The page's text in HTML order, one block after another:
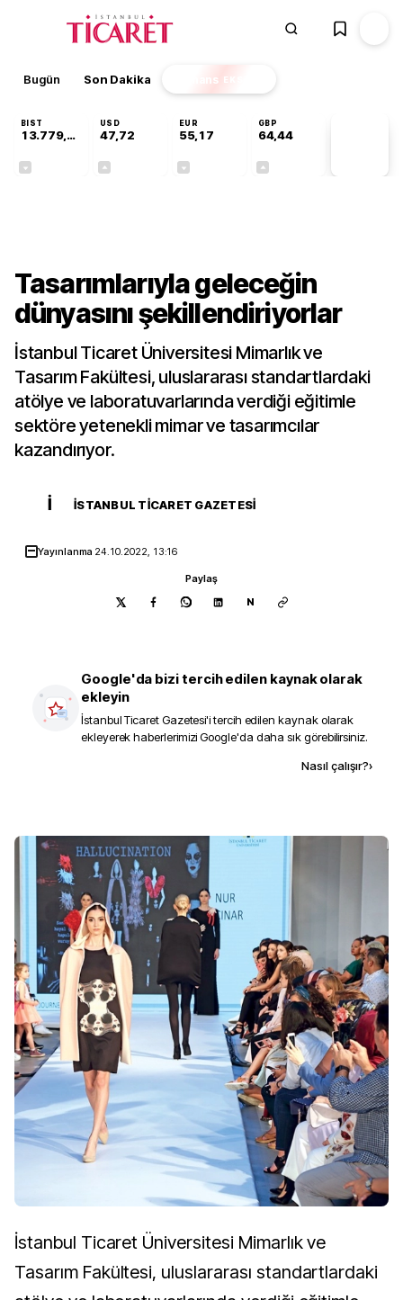
Bugün Son Dakika Finans EKSTRA
BIST
13.779,39
USD
47,72
EUR
55,17
GBP
64,44
Tasarımlarıyla geleceğin
dünyasını şekillendiriyorlar
İstanbul Ticaret Üniversitesi Mimarlık ve
Tasarım Fakültesi, uluslararası standartlardaki
atölye ve laboratuvarlarında verdiği eğitimle
sektöre yetenekli mimar ve tasarımcılar
kazandırıyor.
İ İSTANBUL TICARET GAZETESI
Yayınlanma 24.10.2022, 13:16
Paylaş
N
Google'da bizi tercih edilen kaynak olarak
ekleyin
İstanbul Ticaret Gazetesi'i tercih edilen kaynak olarak
ekleyerek haberlerimizi Google'da daha sık görebilirsiniz.
Nasıl çalışır?›
İstanbul Ticaret Üniversitesi Mimarlık ve
Tasarım Fakültesi, uluslararası standartlardaki